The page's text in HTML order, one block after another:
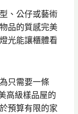
、公仔或藝術
品的質感完美
光能讓櫃體看
只需要一條
高級樣品屋的
預算有限的家